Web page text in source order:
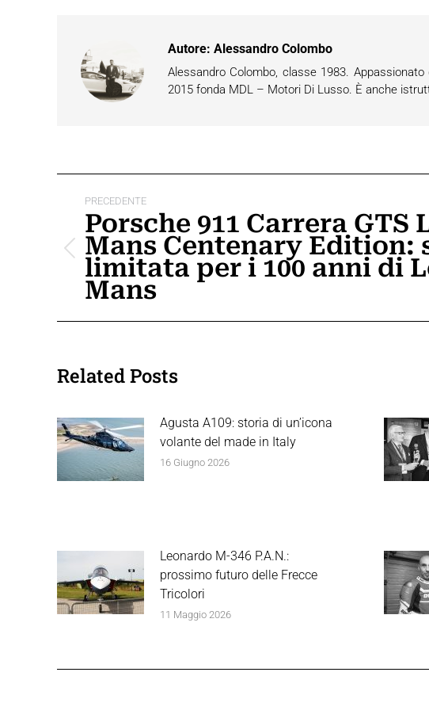
Autore: Alessandro Colombo
Alessandro Colombo, classe 1983.
2015 fonda MDL – Motori Di Lusso. È anche
post
PRECEDENTE
Post
precedente:
Porsche 911 Carrera GTS
Mans Centenary Edition:
limitata per i 100 anni di
Mans
Related Posts
Agusta A109: storia di un’icona
volante del made in Italy
16 Giugno 2026
Leonardo M-346 P.A.N.:
prossimo futuro delle Frecce
Tricolori
11 Maggio 2026